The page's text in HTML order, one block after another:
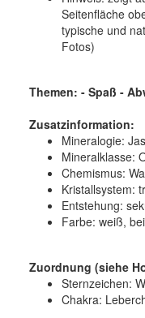
Seitenfläche
typische und
Fotos)
Themen: - Spaß -
Zusatzinformation:
Mineralogie:
Mineralklasse:
Chemismus:
Kristallsystem:
Entstehung:
Farbe: weiß,
Zuordnung (siehe
Sternzeichen:
Chakra: